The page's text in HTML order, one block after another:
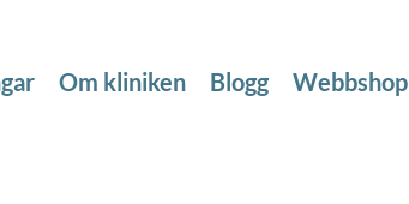
Om kliniken Blogg Webbshop